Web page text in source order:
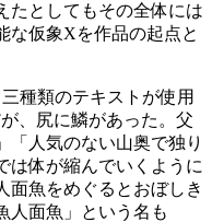
たとしてもその全体には
な仮象Xを作品の起点と
種類のテキストが使用
、尻に鱗があった。父
「人気のない山奥で独り
は体が縮んでいくように
面魚をめぐるとおぼしき
人面魚」という名も